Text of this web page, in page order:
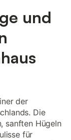
und
der
Die
sanften Hügeln
für